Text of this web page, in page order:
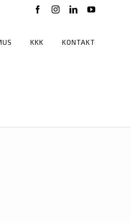
FacebookInstagramLinkedInYouTube
KKK KONTAKT